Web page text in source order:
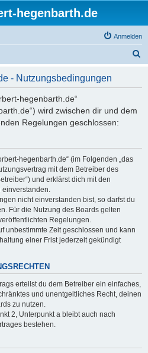
hegenbarth.de
Anmelden
- Nutzungsbedingungen
hegenbarth.de“
wird zwischen dir und dem
Regelungen geschlossen:
hegenbarth.de“ (im Folgenden „das
mit dem Betreiber des
und erklärst dich mit den
nicht einverstanden bist, so darfst du
Für die Nutzung des Boards gelten
Regelungen.
unbestimmte Zeit geschlossen und kann
einer Frist jederzeit gekündigt
erteilst du dem Betreiber ein einfaches,
und unentgeltliches Recht, deinen
zu nutzen.
2, Unterpunkt a bleibt auch nach
bestehen.